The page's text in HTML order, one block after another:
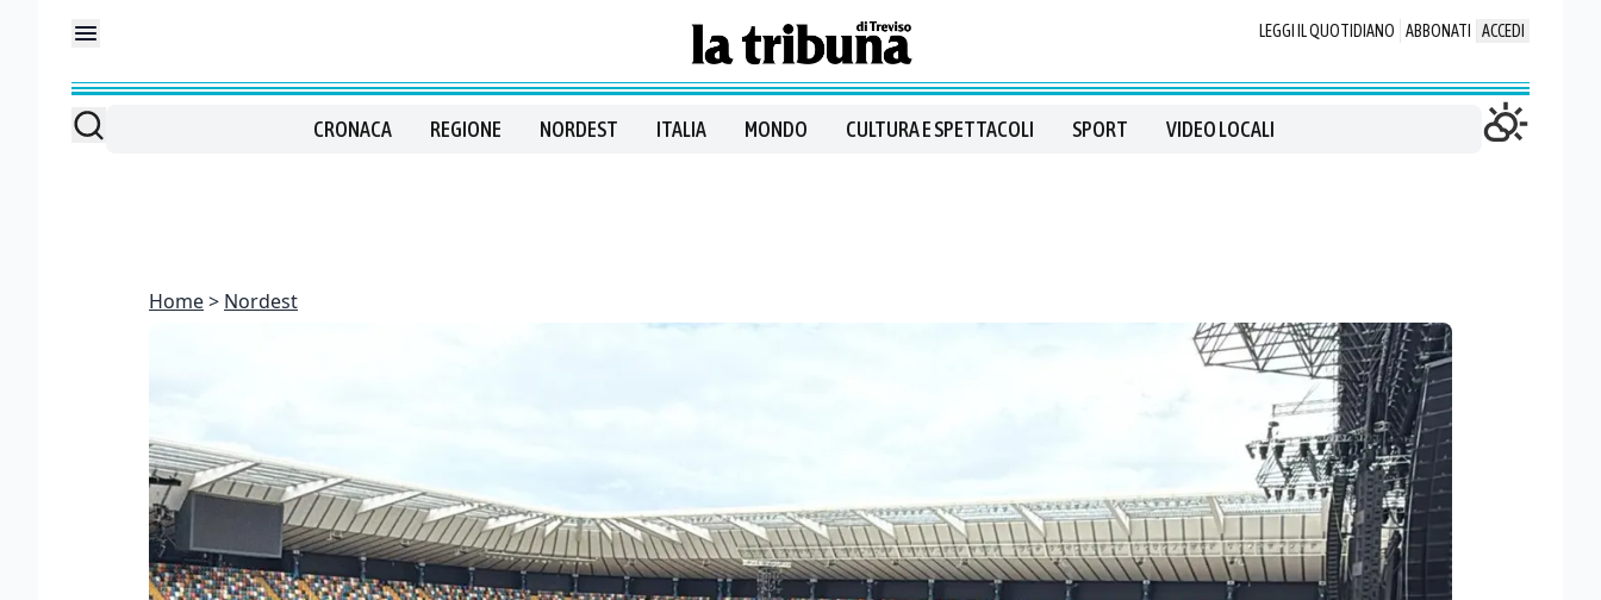
LEGGI IL QUOTIDIANO ABBONATI ACCEDI
CRONACA REGIONE NORDEST ITALIA MONDO CULTURA E SPETTACOLI SPORT VIDEO LOCALI
Home Nordest